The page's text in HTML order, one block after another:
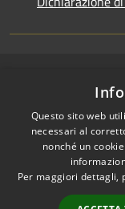
Privacy
Cookie
Mappa del sito
Accesso Email
Accesso PEC
Questo sito web
necessari al
nonché un
Per maggiori dettagli,